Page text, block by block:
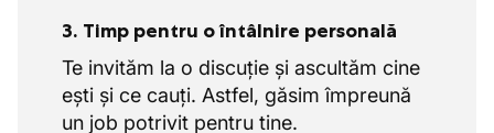
3. Timp pentru o întâlnire personală
Te invităm la o discuție și ascultăm cine
ești și ce cauți. Astfel, găsim împreună
un job potrivit pentru tine.